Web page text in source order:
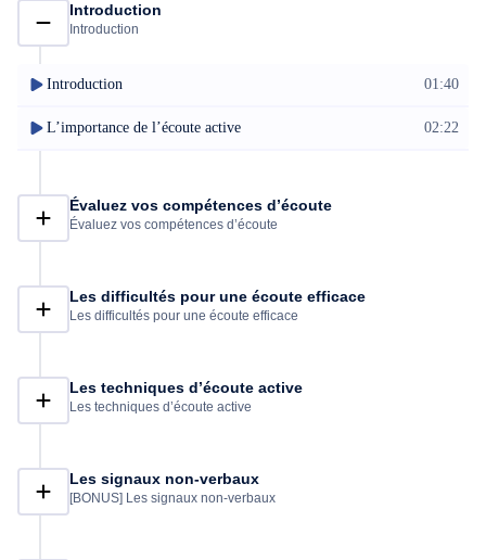
des stratégies efficaces pour mieux écouter ainsi que mémoriser
des propos, donner de meilleures réponses et poser des
de compréhension pour développer une bonne communication et
d'écoute extraordinaires !
Introduction
Introduction
Introduction 01:40
L’importance de l’écoute active 02:22
Évaluez vos compétences d’écoute
Évaluez vos compétences d’écoute
Les difficultés pour une écoute efficace
Les difficultés pour une écoute efficace
Les techniques d’écoute active
Les techniques d’écoute active
Les signaux non-verbaux
[BONUS] Les signaux non-verbaux